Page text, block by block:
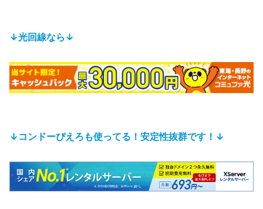
↓光回線なら↓
↓コンドーぴえろも使ってる！安定性抜群です！↓